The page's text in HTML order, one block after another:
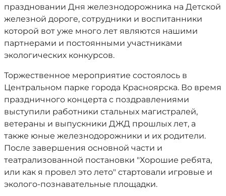
праздновании Дня железнодорожника на Детской
железной дороге, сотрудники и воспитанники
которой вот уже много лет являются нашими
партнерами и постоянными участниками
экологических конкурсов.
Торжественное мероприятие состоялось в
Центральном парке города Красноярска. Во время
праздничного концерта с поздравлениями
выступили работники стальных магистралей,
ветераны и выпускники ДЖД прошлых лет, а
также юные железнодорожники и их родители.
После завершения основной части и
театрализованной постановки "Хорошие ребята,
или как я провел это лето" стартовали игровые и
эколого-познавательные площадки.